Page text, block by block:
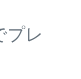
プレ